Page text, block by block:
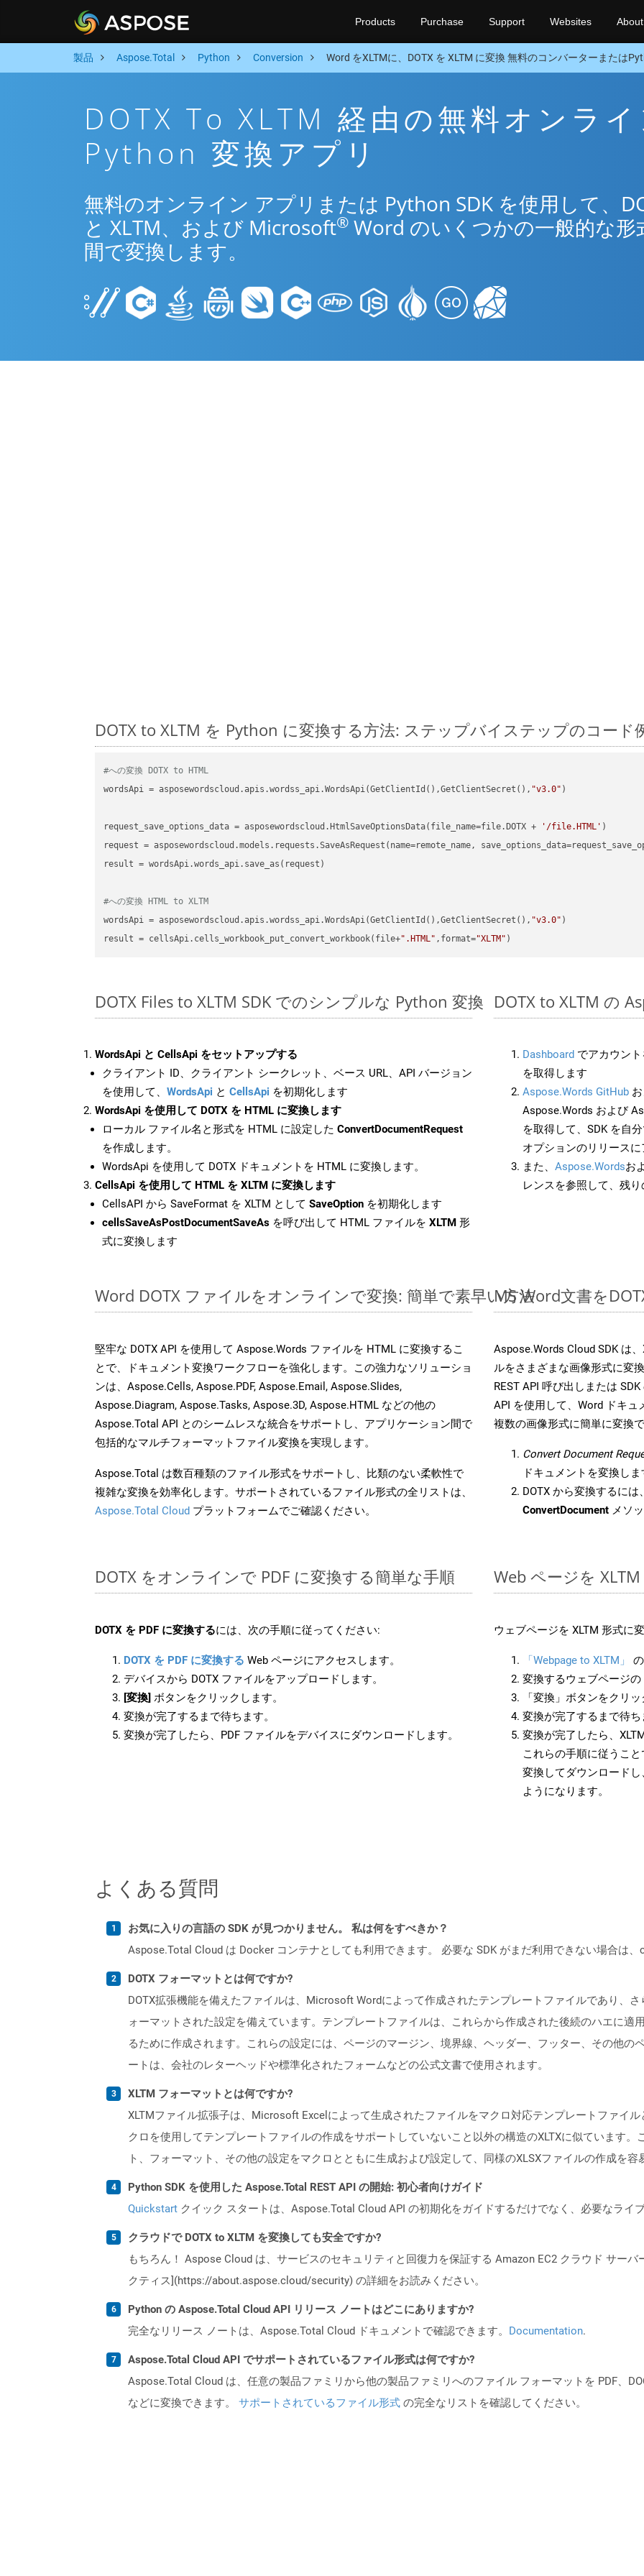
Products Purchase Support Websites About
製品 Aspose.Total Python Conversion Word をXLTMに、DOTX を XLTM に変換 無料のコンバーターまたは
DOTX To XLTM 経由の無料オンラ
Python 変換アプリ
無料のオンライン アプリまたは Python SDK を使用して、
と XLTM、および Microsoft® Word のいくつかの一般的な形
間で変換します。
DOTX to XLTM を Python に変換する方法: ステップバイステップのコード
#への変換 DOTX to HTML
wordsApi = asposewordscloud.apis.wordss_api.WordsApi(GetClientId(),GetClientSecret(), "v3.0" )
request_save_options_data = asposewordscloud.HtmlSaveOptionsData(file_name=file.DOTX + '/file.HTML'
request
result = wordsApi.words_api.save_as(request)
#への変換 HTML to XLTM
wordsApi = asposewordscloud.apis.wordss_api.WordsApi(GetClientId(),GetClientSecret(), "v3.0"
result = cellsApi.cells_workbook_put_convert_workbook(file+".HTML" ,format="XLTM"
DOTX Files to XLTM SDK でのシンプルな Python 変換
WordsApi と CellsApi をセットアップする
クライアント ID、クライアント シークレット、ベース URL、API バージョン
を使用して、 WordsApi と CellsApi を初期化します
WordsApi を使用して DOTX を HTML に変換します
ローカル ファイル名と形式を HTML に設定した ConvertDocumentRequest
を作成します。
WordsApi を使用して DOTX ドキュメントを HTML に変換します。
CellsApi を使用して HTML を XLTM に変換します
CellsAPI から SaveFormat を XLTM として SaveOption を初期化します
cellsSaveAsPostDocumentSaveAs を呼び出して HTML ファイルを XLTM 形
式に変換します
DOTX to XLTM の
Dashboard でアカウン
を取得します
Aspose.Words GitHub
Aspose.Words および
を取得して、SDK を自
オプションのリリース
また、 Aspose.Wordsお
レンスを参照して、残
Word DOTX ファイルをオンラインで変換: 簡単で素早い方法
堅牢な DOTX API を使用して Aspose.Words ファイルを HTML に変換するこ
とで、ドキュメント変換ワークフローを強化します。この強力なソリューショ
ンは、Aspose.Cells, Aspose.PDF, Aspose.Email, Aspose.Slides,
Aspose.Diagram, Aspose.Tasks, Aspose.3D, Aspose.HTML などの他の
Aspose.Total API とのシームレスな統合をサポートし、アプリケーション間で
包括的なマルチフォーマットファイル変換を実現します。
Aspose.Total は数百種類のファイル形式をサポートし、比類のない柔軟性で
複雑な変換を効率化します。サポートされているファイル形式の全リストは、
Aspose.Total Cloud プラットフォームでご確認ください。
MS Word文書を
Aspose.Words Cloud SDK は
ルをさまざまな画像形式に変
REST API 呼び出しまたは
API を使用して、Word ドキュ
複数の画像形式に簡単に変換
Convert Document
ドキュメントを変換しま
DOTX から変換するに
ConvertDocument メソ
DOTX をオンラインで PDF に変換する簡単な手順
DOTX を PDF に変換するには、次の手順に従ってください:
DOTX を PDF に変換する Web ページにアクセスします。
デバイスから DOTX ファイルをアップロードします。
[変換] ボタンをクリックします。
変換が完了するまで待ちます。
変換が完了したら、PDF ファイルをデバイスにダウンロードします。
Web ページを
ウェブページを XLTM 形式に
「Webpage to XLTM」
変換するウェブページ
「変換」ボタンをクリ
変換が完了するまで待ち
変換が完了したら、
これらの手順に従うこ
変換してダウンロード
ようになります。
よくある質問
お気に入りの言語の SDK が見つかりません。 私は何をすべきか？
Aspose.Total Cloud は Docker コンテナとしても利用できます。 必要な SDK がまだ利用できない場合は
DOTX フォーマットとは何ですか?
DOTX拡張機能を備えたファイルは、Microsoft Wordによって作成されたテンプレートファイルであり、
ォーマットされた設定を備えています。テンプレートファイルは、これらから作成された後続のハエに適
るために作成されます。これらの設定には、ページのマージン、境界線、ヘッダー、フッター、その他の
ートは、会社のレターヘッドや標準化されたフォームなどの公式文書で使用されます。
XLTM フォーマットとは何ですか?
XLTMファイル拡張子は、Microsoft Excelによって生成されたファイルをマクロ対応テンプレートファイ
クロを使用してテンプレートファイルの作成をサポートしていないこと以外の構造のXLTXに似ています
ト、フォーマット、その他の設定をマクロとともに生成および設定して、同様のXLSXファイルの作成を
Python SDK を使用した Aspose.Total REST API の開始: 初心者向けガイド
Quickstart クイック スタートは、Aspose.Total Cloud API の初期化をガイドするだけでなく、必要なライ
クラウドで DOTX to XLTM を変換しても安全ですか?
もちろん！ Aspose Cloud は、サービスのセキュリティと回復力を保証する Amazon EC2 クラウド サー
クティス](https://about.aspose.cloud/security) の詳細をお読みください。
Python の Aspose.Total Cloud API リリース ノートはどこにありますか?
完全なリリース ノートは、Aspose.Total Cloud ドキュメントで確認できます。 Documentation.
Aspose.Total Cloud API でサポートされているファイル形式は何ですか?
Aspose.Total Cloud は、任意の製品ファミリから他の製品ファミリへのファイル フォーマットを PDF、
などに変換できます。 サポートされているファイル形式 の完全なリストを確認してください。